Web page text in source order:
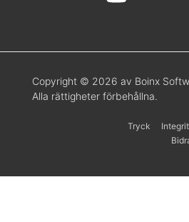
Copyright © 2026 av Boinx
Alla rättigheter förbehållna.
Tryck